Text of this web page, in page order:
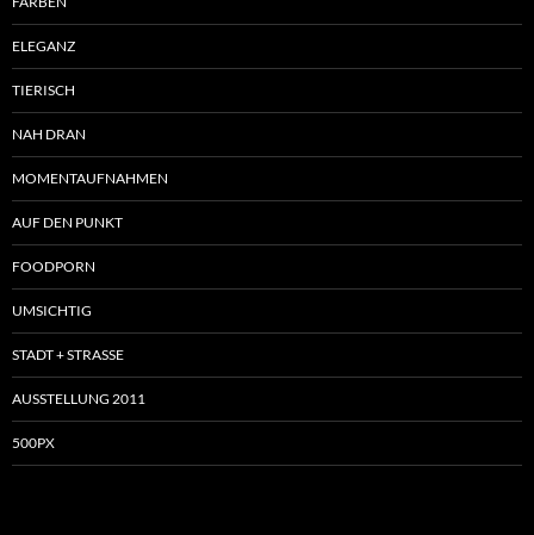
ELEGANZ
TIERISCH
NAH DRAN
MOMENTAUFNAHMEN
AUF DEN PUNKT
FOODPORN
UMSICHTIG
STADT + STRASSE
AUSSTELLUNG 2011
500PX